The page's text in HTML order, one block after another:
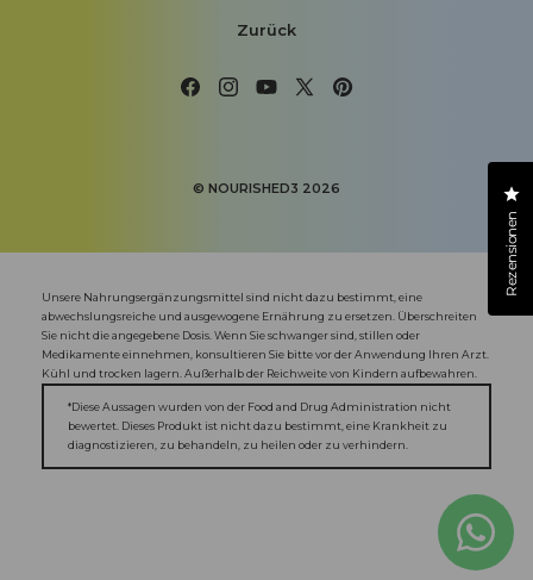
Zurück
Facebook
Instagram
YouTube
X
Pinterest
© NOURISHED3 2026
Unsere Nahrungsergänzungsmittel sind nicht dazu bestimmt, eine
abwechslungsreiche und ausgewogene Ernährung zu ersetzen. Überschreiten
Sie nicht die angegebene Dosis. Wenn Sie schwanger sind, stillen oder
Medikamente einnehmen, konsultieren Sie bitte vor der Anwendung Ihren Arzt.
Kühl und trocken lagern. Außerhalb der Reichweite von Kindern aufbewahren.
*Diese Aussagen wurden von der Food and Drug Administration nicht
bewertet. Dieses Produkt ist nicht dazu bestimmt, eine Krankheit zu
diagnostizieren, zu behandeln, zu heilen oder zu verhindern.
Rezensionen